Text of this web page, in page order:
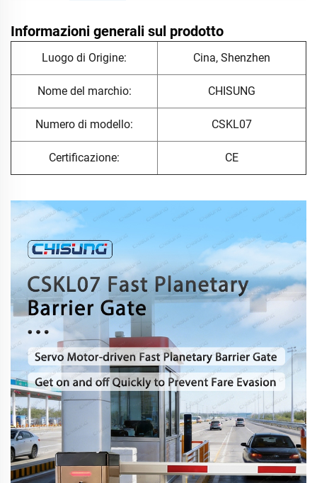
Informazioni generali sul prodotto
Luogo di Origine: Cina, Shenzhen
Nome del marchio: CHISUNG
Numero di modello: CSKL07
Certificazione: CE